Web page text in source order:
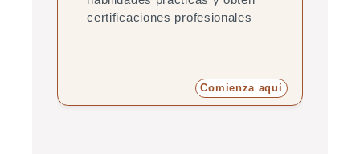
certificaciones profesionales
Comienza aquí